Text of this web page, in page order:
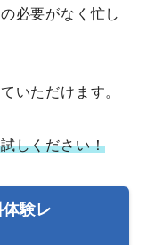
必要がなく忙し
いただけます。
しください！
験レ